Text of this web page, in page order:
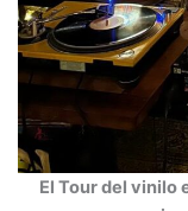
El Tour del vinilo